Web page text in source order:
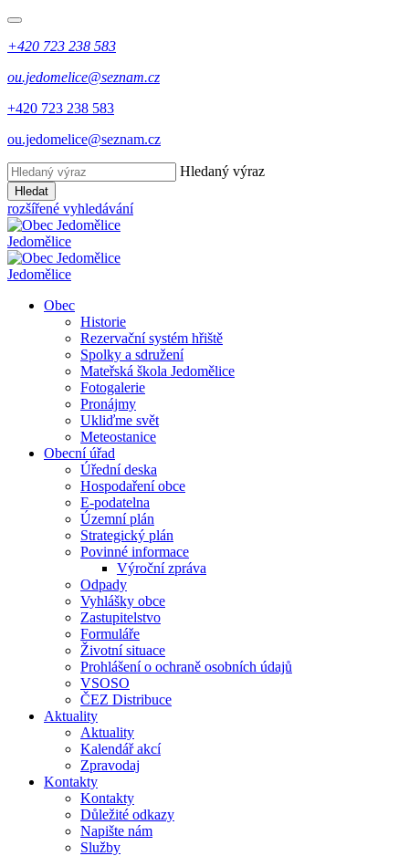
+420 723 238 583
ou.jedomelice@seznam.cz
+420 723 238 583
ou.jedomelice@seznam.cz
Hledaný výraz
Hledat
rozšířené vyhledávání
Jedomělice
Jedomělice
Obec
Historie
Rezervační systém hřiště
Spolky a sdružení
Mateřská škola Jedomělice
Fotogalerie
Pronájmy
Ukliďme svět
Meteostanice
Obecní úřad
Úřední deska
Hospodaření obce
E-podatelna
Územní plán
Strategický plán
Povinné informace
Výroční zpráva
Odpady
Vyhlášky obce
Zastupitelstvo
Formuláře
Životní situace
Prohlášení o ochraně osobních údajů
VSOSO
ČEZ Distribuce
Aktuality
Aktuality
Kalendář akcí
Zpravodaj
Kontakty
Kontakty
Důležité odkazy
Napište nám
Služby